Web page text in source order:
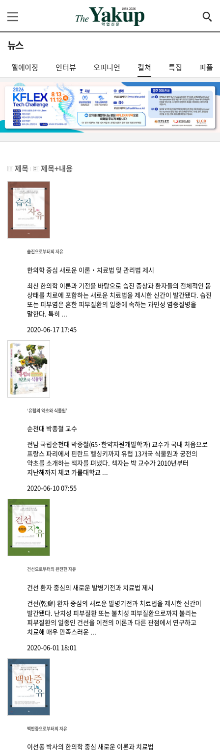
뉴스
웰에이징 인터뷰 오피니언 컬쳐 특집 피플
제목 제목+내용
습진으로부터의 자유
한의학 중심 새로운 이론‧치료법 및 관리법 제시
최신 한의학 이론과 기전을 바탕으로 습진 증상과 환자들의 전체적인 몸
상태를 치료에 포함하는 새로운 치료법을 제시한 신간이 발간됐다. 습진
또는 피부염은 흔한 피부질환의 일종에 속하는 과민성 염증질병을
말한다. 특히 ...
2020-06-17 17:45
‘유럽의 약초와 식물원’
순천대 박종철 교수
전남 국립순천대 박종철(65·한약자원개발학과) 교수가 국내 처음으로
프랑스 파리에서 핀란드 헬싱키까지 유럽 13개국 식물원과 궁전의
약초를 소개하는 책자를 펴냈다. 책자는 박 교수가 2010년부터
지난해까지 체코 카를대학교 ...
2020-06-10 07:55
건선으로부터의 완전한 자유
건선 환자 중심의 새로운 발병기전과 치료법 제시
건선(乾癬) 환자 중심의 새로운 발병기전과 치료법을 제시한 신간이
발간됐다. 난치성 피부질환 또는 불치성 피부질환으로까지 불리는
피부질환의 일종인 건선을 이전의 이론과 다른 관점에서 연구하고
치료해 매우 만족스러운 ...
2020-06-01 18:01
백반증으로부터의 자유
이선동 박사의 한의학 중심 새로운 이론과 치료법